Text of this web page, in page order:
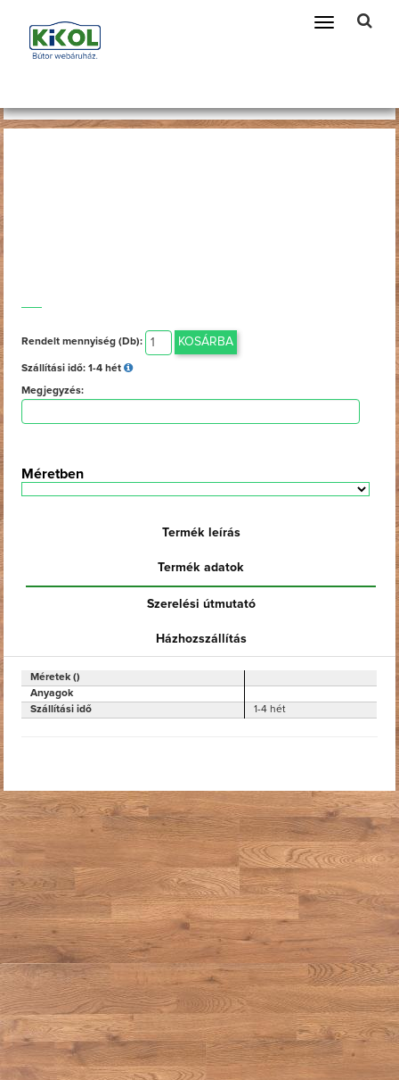
Toggle
Rendelt mennyiség (Db): KOSÁRBA
Szállítási idő: 1-4 hét
Megjegyzés:
Méretben
Termék leírás
Termék adatok
Szerelési útmutató
Házhozszállítás
Méretek ()
Anyagok
Szállítási idő
1-4 hét